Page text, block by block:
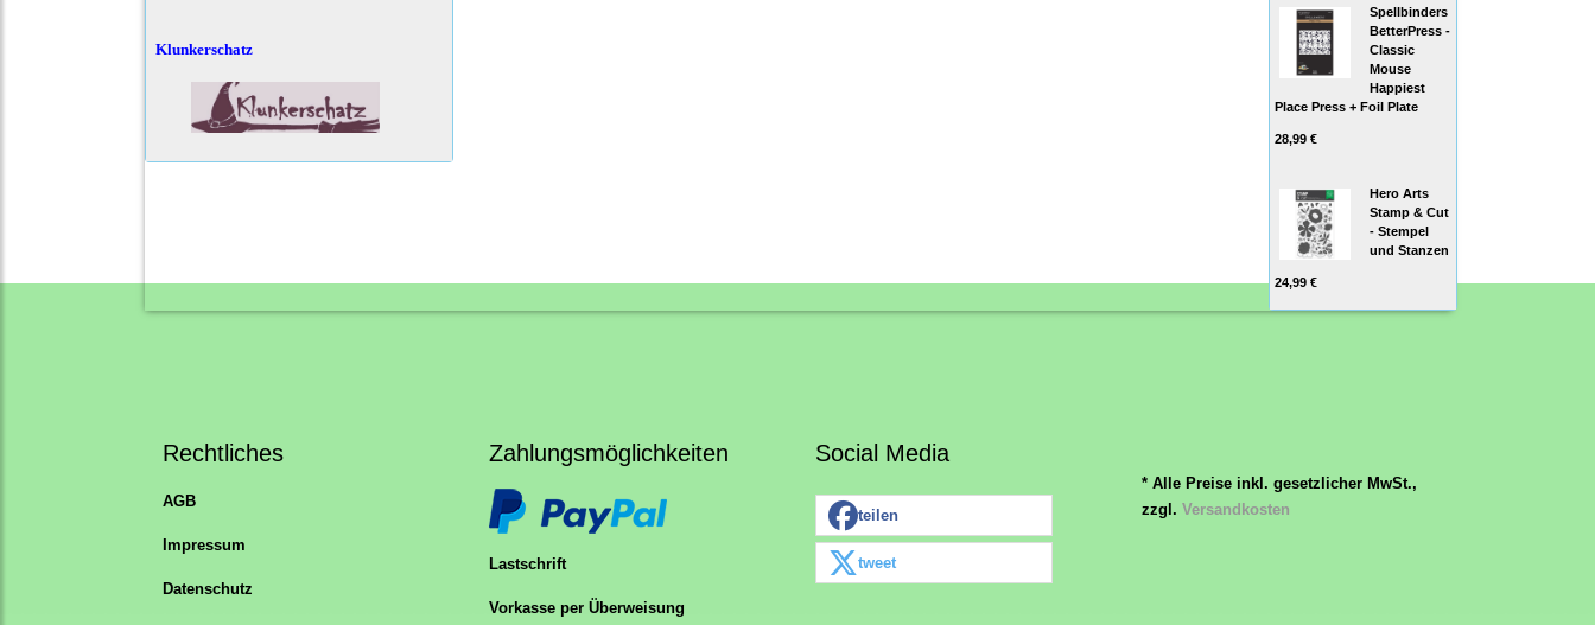
Klunkerschatz
Spellbinders
BetterPress -
Classic
Mouse
Happiest
Place Press + Foil Plate
28,99 €
Hero Arts
Stamp & Cut
- Stempel
und Stanzen
24,99 €
Rechtliches
AGB
Impressum
Datenschutz
Zahlungsmöglichkeiten
Lastschrift
Vorkasse per Überweisung
Social Media
teilen
tweet
* Alle Preise inkl. gesetzlicher MwSt.,
zzgl. Versandkosten